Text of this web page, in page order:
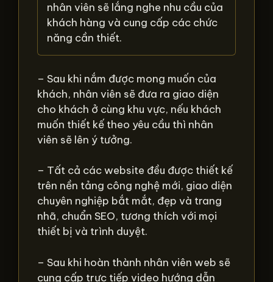
nhân viên sẽ lắng nghe nhu cầu của
khách hàng và cung cấp các chức
năng cần thiết.
– Sau khi nắm được mong muốn của
khách, nhân viên sẽ đưa ra giao diện
cho khách ở cùng khu vực, nếu khách
muốn thiết kế theo yêu cầu thì nhân
viên sẽ lên ý tưởng.
– Tất cả các website đều được thiết kế
trên nền tảng công nghệ mới, giao diện
chuyên nghiệp bắt mắt, đẹp và trang
nhã, chuẩn SEO, tương thích với mọi
thiết bị và trình duyệt.
– Sau khi hoàn thành nhân viên web sẽ
cung cấp trực tiếp video hướng dẫn